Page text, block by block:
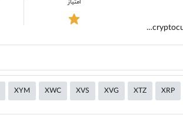
https://alirezamehrabi.com/cryptocurrency/wallet/safepal-wallet
امتیاز
XYM XWC XVS XVG XTZ XRP